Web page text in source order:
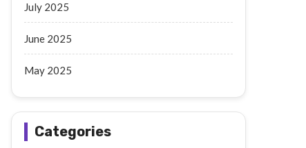
July 2025
June 2025
May 2025
Categories